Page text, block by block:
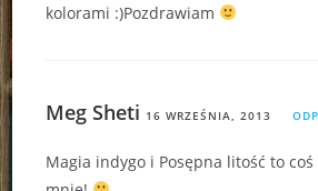
kolorami :)Pozdrawiam
Meg Sheti 16 WRZEŚNIA, 2013
Magia indygo i Posępna litość to